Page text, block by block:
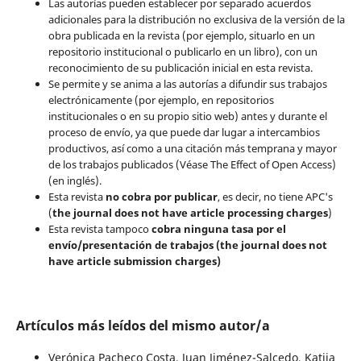
Las autorías pueden establecer por separado acuerdos
adicionales para la distribución no exclusiva de la versión de la
obra publicada en la revista (por ejemplo, situarlo en un
repositorio institucional o publicarlo en un libro), con un
reconocimiento de su publicación inicial en esta revista.
Se permite y se anima a las autorías a difundir sus trabajos
electrónicamente (por ejemplo, en repositorios
institucionales o en su propio sitio web) antes y durante el
proceso de envío, ya que puede dar lugar a intercambios
productivos, así como a una citación más temprana y mayor
de los trabajos publicados (Véase The Effect of Open Access)
(en inglés).
Esta revista no cobra por publicar, es decir, no tiene APC's
(the journal does not have article processing charges)
Esta revista tampococobra ninguna tasa por el
envío/presentación de trabajos (the journal does not
have article submission charges)
Artículos más leídos del mismo autor/a
Verónica Pacheco Costa, Juan Jiménez-Salcedo, Katjia